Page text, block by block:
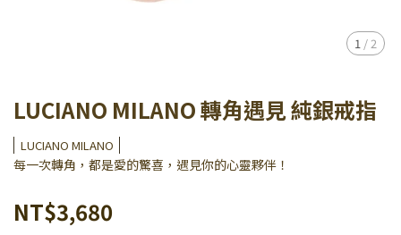
1 / 2
LUCIANO MILANO 轉角遇見 純銀戒指
LUCIANO MILANO
每一次轉角，都是愛的驚喜，遇見你的心靈夥伴！
NT$3,680